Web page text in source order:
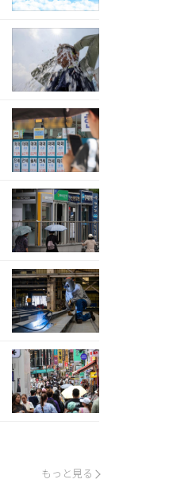
もっと見る